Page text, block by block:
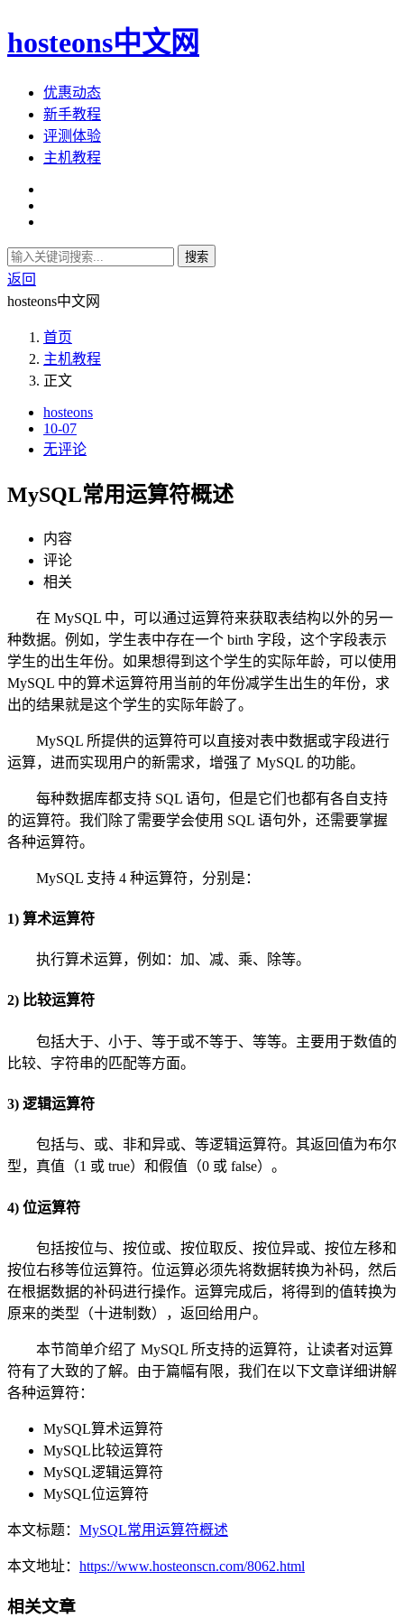
hosteons中文网
优惠动态
新手教程
评测体验
主机教程
搜索
返回
hosteons中文网
首页
主机教程
正文
hosteons
10-07
无评论
MySQL常用运算符概述
内容
评论
相关
在 MySQL 中，可以通过运算符来获取表结构以外的另一
种数据。例如，学生表中存在一个 birth 字段，这个字段表示
学生的出生年份。如果想得到这个学生的实际年龄，可以使用
MySQL 中的算术运算符用当前的年份减学生出生的年份，求
出的结果就是这个学生的实际年龄了。
MySQL 所提供的运算符可以直接对表中数据或字段进行
运算，进而实现用户的新需求，增强了 MySQL 的功能。
每种数据库都支持 SQL 语句，但是它们也都有各自支持
的运算符。我们除了需要学会使用 SQL 语句外，还需要掌握
各种运算符。
MySQL 支持 4 种运算符，分别是：
1) 算术运算符
执行算术运算，例如：加、减、乘、除等。
2) 比较运算符
包括大于、小于、等于或不等于、等等。主要用于数值的
比较、字符串的匹配等方面。
3) 逻辑运算符
包括与、或、非和异或、等逻辑运算符。其返回值为布尔
型，真值（1 或 true）和假值（0 或 false）。
4) 位运算符
包括按位与、按位或、按位取反、按位异或、按位左移和
按位右移等位运算符。位运算必须先将数据转换为补码，然后
在根据数据的补码进行操作。运算完成后，将得到的值转换为
原来的类型（十进制数），返回给用户。
本节简单介绍了 MySQL 所支持的运算符，让读者对运算
符有了大致的了解。由于篇幅有限，我们在以下文章详细讲解
各种运算符：
MySQL算术运算符
MySQL比较运算符
MySQL逻辑运算符
MySQL位运算符
本文标题： MySQL常用运算符概述
本文地址： https://www.hosteonscn.com/8062.html
相关文章